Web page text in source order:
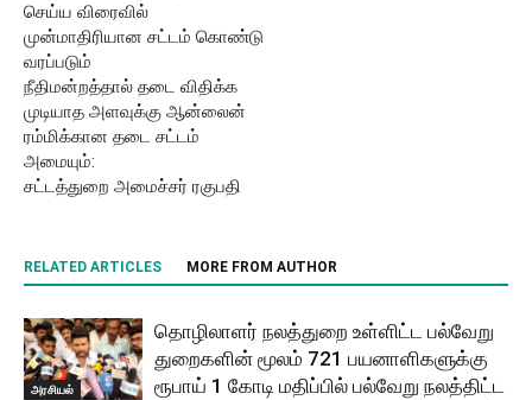
செய்ய விரைவில்
முன்மாதிரியான சட்டம் கொண்டு
வரப்படும்
நீதிமன்றத்தால் தடை விதிக்க
முடியாத அளவுக்கு ஆன்லைன்
ரம்மிக்கான தடை சட்டம்
அமையும்:
சட்டத்துறை அமைச்சர் ரகுபதி
RELATED ARTICLES MORE FROM AUTHOR
அரசியல்
தொழிலாளர் நலத்துறை உள்ளிட்ட பல்வேறு
துறைகளின் மூலம் 721 பயனாளிகளுக்கு
ரூபாய் 1 கோடி மதிப்பில் பல்வேறு நலத்திட்ட